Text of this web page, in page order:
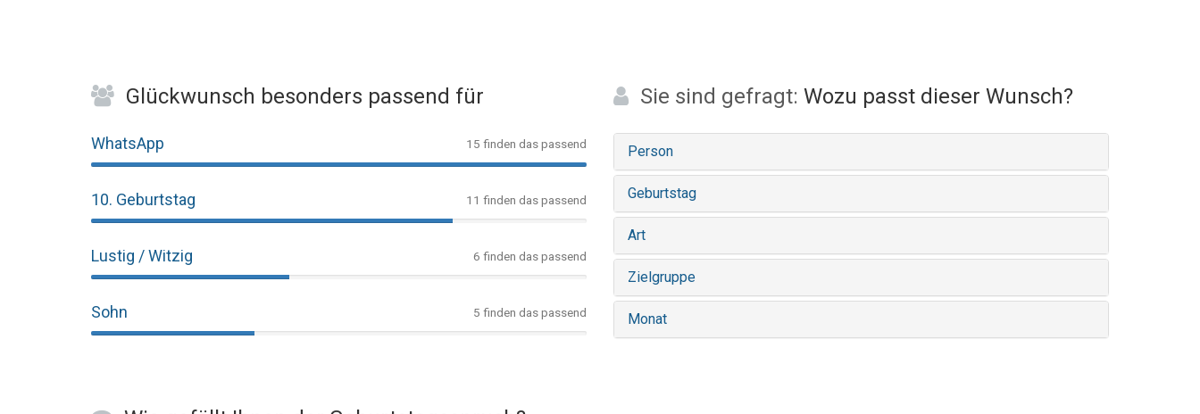
Glückwunsch besonders passend für
WhatsApp 15 finden das passend
10. Geburtstag 11 finden das passend
Lustig / Witzig 6 finden das passend
Sohn 5 finden das passend
Sie sind gefragt: Wozu passt dieser Wunsch?
Person
Geburtstag
Art
Zielgruppe
Monat